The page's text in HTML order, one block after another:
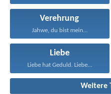
Verehrung
Jahwe, du bist mein...
Liebe
Liebe hat Geduld. Liebe...
Weitere